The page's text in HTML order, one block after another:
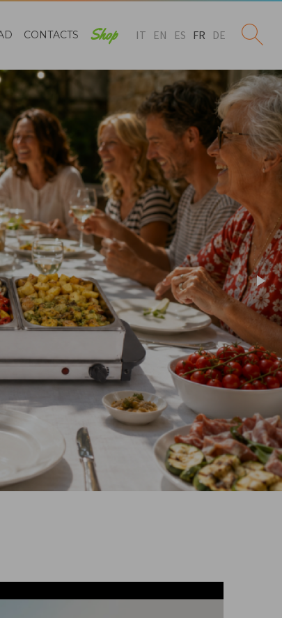
CONTACTS Shop IT EN ES FR DE